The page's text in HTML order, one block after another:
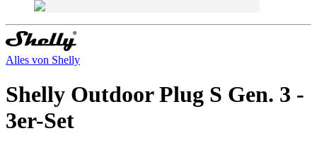
Alles von Shelly
Shelly Outdoor Plug S Gen. 3 -
3er-Set